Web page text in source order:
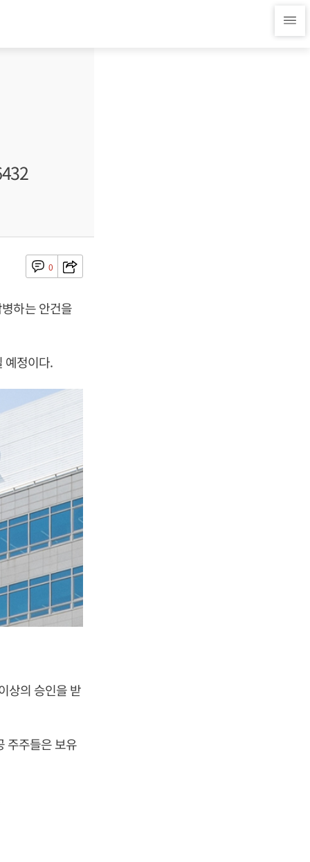
0
하는 안건을
예정이다.
상의 승인을 받
주주들은 보유